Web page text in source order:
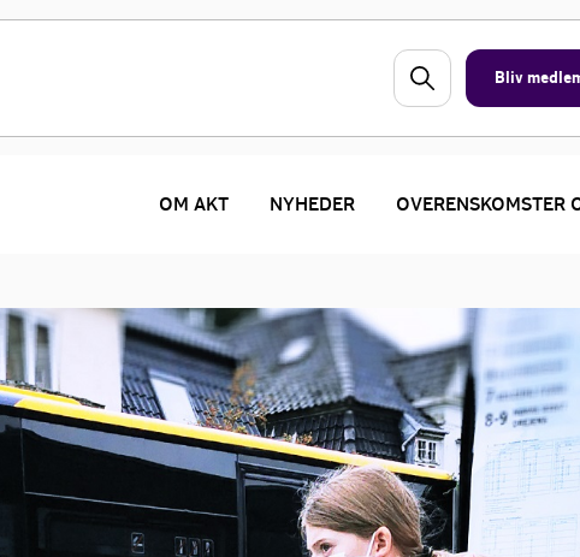
Bliv
OM AKT NYHEDER OVERENSKOMSTER